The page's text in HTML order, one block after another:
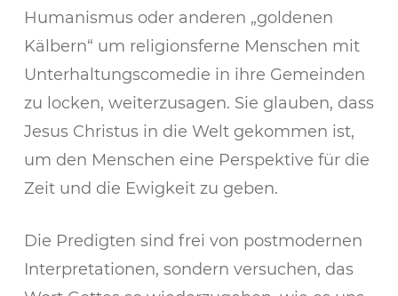
Humanismus oder anderen „goldenen
Kälbern“ um religionsferne Menschen mit
Unterhaltungscomedie in ihre Gemeinden
zu locken, weiterzusagen. Sie glauben, dass
Jesus Christus in die Welt gekommen ist,
um den Menschen eine Perspektive für die
Zeit und die Ewigkeit zu geben.
Die Predigten sind frei von postmodernen
Interpretationen, sondern versuchen, das